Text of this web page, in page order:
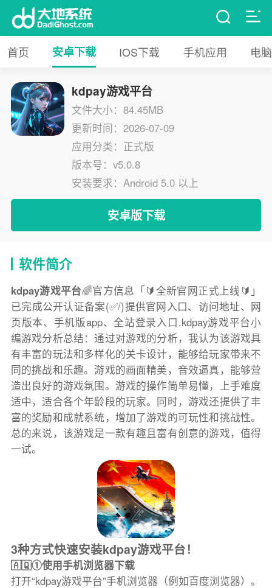
首页 安卓下载 IOS下载 手机应用 电
kdpay游戏平台
文件大小：84.45MB
更新时间：2026-07-09
应用分类：正式版
版本号：v5.0.8
安装要求：Android 5.0 以上
安卓版下载
软件简介
kdpay游戏平台🌈官方信息「🔰全新官网正式上线🔰」
已完成公开认证备案(✅/)提供官网入口、访问地址、网
页版本、手机版app、全站登录入口.kdpay游戏平台小
编游戏分析总结：通过对游戏的分析，我认为该游戏具
有丰富的玩法和多样化的关卡设计，能够给玩家带来不
同的挑战和乐趣。游戏的画面精美，音效逼真，能够营
造出良好的游戏氛围。游戏的操作简单易懂，上手难度
适中，适合各个年龄段的玩家。同时，游戏还提供了丰
富的奖励和成就系统，增加了游戏的可玩性和挑战性。
总的来说，该游戏是一款有趣且富有创意的游戏，值得
一试。
3种方式快速安装kdpay游戏平台！
🇦🇶①使用手机浏览器下载
打开“kdpay游戏平台”手机浏览器（例如百度浏览器）。